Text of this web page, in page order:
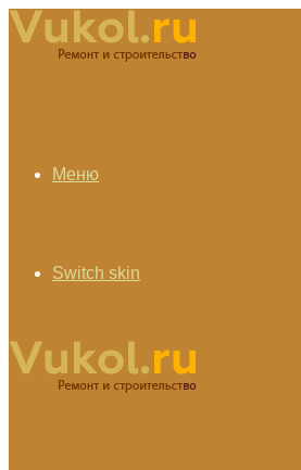
Меню
Switch skin